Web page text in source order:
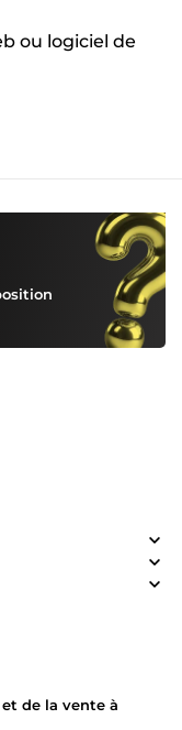
ou logiciel de
de la vente à